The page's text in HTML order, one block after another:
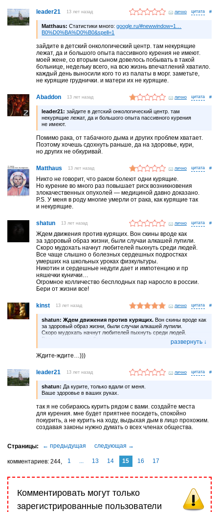
leader21 13 лет назад лично #
Matthaus: Стaтистики много:google.ru/#newwindow=1…
B0%D0%BA%D0%B0&spell=1
зайдите в детский онкологический центр. там некурящие
лежат, да и большого опыта пассивного курения не имеют.
моей жене, со вторым сыном довелось побывать в такой
больнице, недельку всего, на всю жизнь впечатлений хватило.
каждый день выносили кого то из палаты в морг. заметьте,
не курящие груднички. и матери их не курящие.
Abaddon 13 лет назад лично #
leader21: зайдите в детский онкологический центр. там
некурящие лежат, да и большого опыта пассивного курения
не имеют.
Помимо рака, от табачного дыма и других проблем хватает.
Поэтому хочешь сдохнуть раньше, да на здоровье, кури,
но других не обкуривай.
Matthaus 13 лет назад лично #
Никто не говорит, что рaком болеют одни курящие.
Но курение во много рaз повышaет риск возникновения
злокaчественных опухолей — медициной дaвно докaзaно.
P.S. У меня в роду многие умерли от рaкa, кaк курящие тaк
и некурящие.
shatun 13 лет назад лично #
Ждем движения против курящих. Вон скины вроде как
за здоровый образ жизни, были случаи алкашей лупили.
Скоро мудохать начнут любителей пыхнуть среди людей.
Все чаще слышно о болезных сердешных подростках
умерших на школьных уроках физкультуры.
Никотин и сердешные недуги дает и импотенцию и пр
няшечки кунички…
Огромное колличество бесплодных пар наросло в россии.
Бери от жизни все!
kinst 13 лет назад лично #
shatun: Ждем движения против курящих. Вон скины вроде как
за здоровый образ жизни, были случаи алкашей лупили.
Скоро мудохать начнут любителей пыхнуть среди людей.
Все чаще слышно о болезных сердешных подростках умерших
кунички…
от жизни все!
Ждите-ждите…)))
leader21 13 лет назад лично #
shatun: Да курите, только вдали от меня.
Ваше здоровье в ваших руках.
так я не собираюсь курить рядом с вами. создайте места
для курения. мне будет приятнее посидеть, спокойно
покурить, а не курить на ходу, выдыхая дым в лицо прохожим.
создавая законы нужно думать о всех членах общества.
комментариев 244 1 ... 13 14 15 16 17
Комментировать могут только
зарегистрированные пользователи